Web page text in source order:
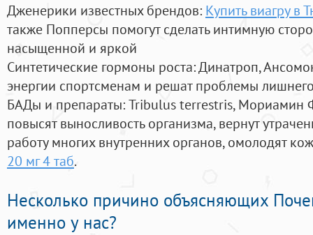
Дженерики известных брендов: Купить виагру в
также Попперсы помогут сделать интимную
насыщенной и яркой
Синтетические гормоны роста: Динатроп,
энергии спортсменам и решат проблемы
БАДы и препараты:Tribulus terrestris, Мориамин
повысят выносливость организма, вернут
работу многих внутренних органов, омолодят
20 мг 4 таб.
Несколько причино объясняющих
именно у нас?